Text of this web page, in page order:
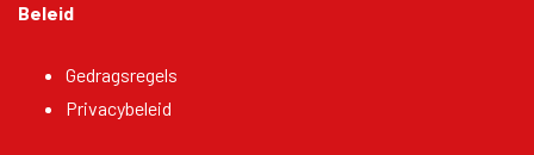
Beleid
Gedragsregels
Privacybeleid